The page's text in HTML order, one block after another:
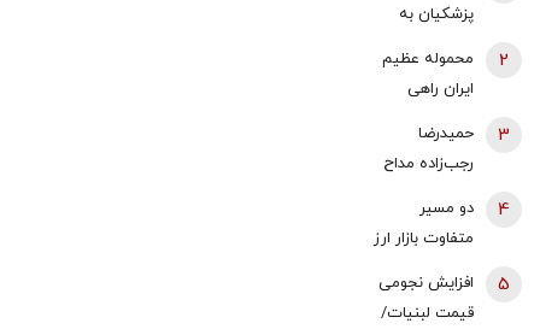
پزشکیان به
دبیری شعام/
استعفا تایید
شد؟
محموله عظیم
ایران راهی
جزئیات
2
حمیدرضا
رجب‌زاده مداح
کیست و
چگونه به قتل
رسید؟
3
دو مسیر
متفاوت بازار ارز
یک‌کاناله دلار
4
افزایش نجومی
قیمت لبنیات/
5